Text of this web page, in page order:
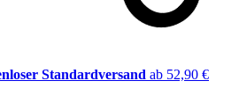
Standardversand ab 52,90 €